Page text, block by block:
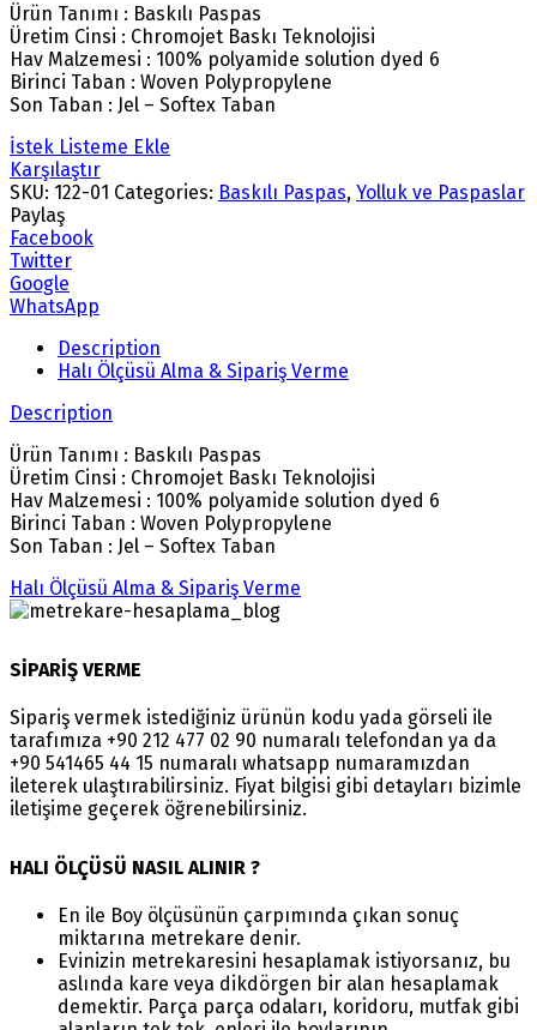
Ürün Tanımı : Baskılı Paspas
Üretim Cinsi : Chromojet Baskı Teknolojisi
Hav Malzemesi : 100% polyamide solution dyed 6
Birinci Taban : Woven Polypropylene
Son Taban : Jel – Softex Taban
İstek Listeme Ekle
Karşılaştır
SKU: 122-01 Categories: Baskılı Paspas, Yolluk ve Paspaslar
Paylaş
Facebook
Twitter
Google
WhatsApp
Description
Halı Ölçüsü Alma & Sipariş Verme
Description
Ürün Tanımı : Baskılı Paspas
Üretim Cinsi : Chromojet Baskı Teknolojisi
Hav Malzemesi : 100% polyamide solution dyed 6
Birinci Taban : Woven Polypropylene
Son Taban : Jel – Softex Taban
Halı Ölçüsü Alma & Sipariş Verme
SİPARİŞ VERME
Sipariş vermek istediğiniz ürünün kodu yada görseli ile
tarafımıza +90 212 477 02 90 numaralı telefondan ya da
+90 541465 44 15 numaralı whatsapp numaramızdan
ileterek ulaştırabilirsiniz. Fiyat bilgisi gibi detayları bizimle
iletişime geçerek öğrenebilirsiniz.
HALI ÖLÇÜSÜ NASIL ALINIR ?
En ile Boy ölçüsünün çarpımında çıkan sonuç
miktarına metrekare denir.
Evinizin metrekaresini hesaplamak istiyorsanız, bu
aslında kare veya dikdörgen bir alan hesaplamak
demektir. Parça parça odaları, koridoru, mutfak gibi